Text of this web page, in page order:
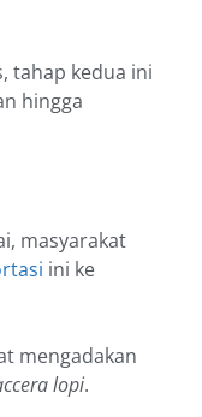
tahap kedua ini
hingga
masyarakat
ini ke
mengadakan
lopi.